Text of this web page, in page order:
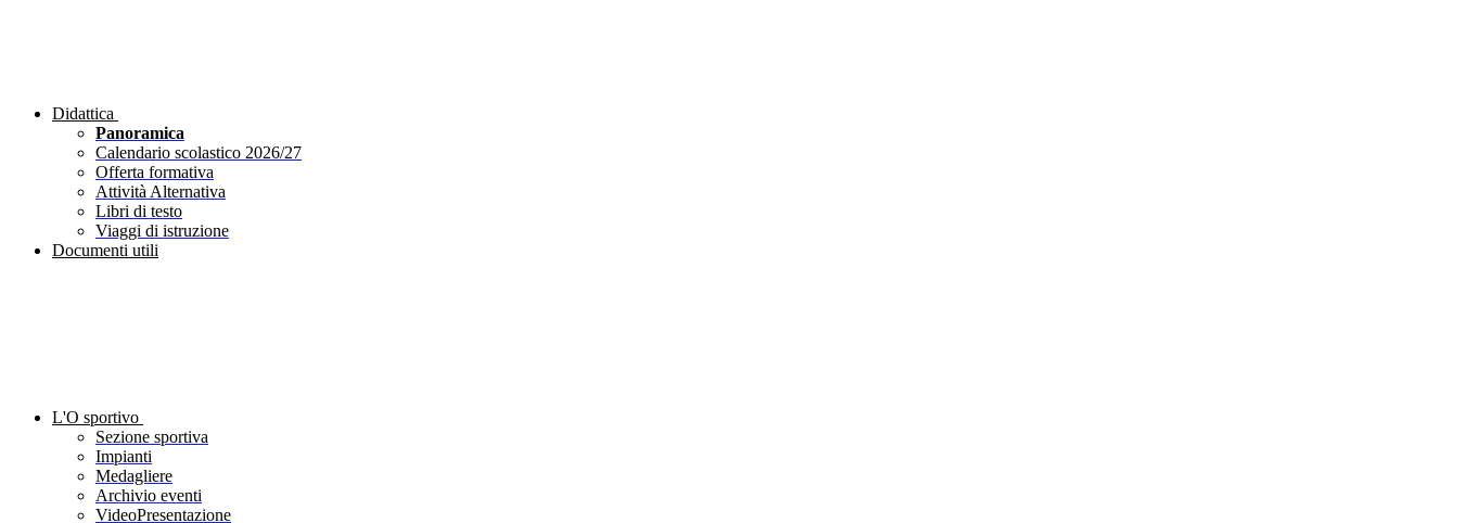
Didattica
Panoramica
Calendario scolastico 2026/27
Offerta formativa
Attività Alternativa
Libri di testo
Viaggi di istruzione
Documenti utili
L'O sportivo
Sezione sportiva
Impianti
Medagliere
Archivio eventi
VideoPresentazione